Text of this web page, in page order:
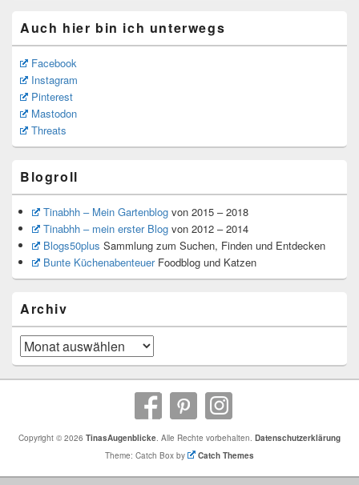
Auch hier bin ich unterwegs
Facebook
Instagram
Pinterest
Mastodon
Threats
Blogroll
Tinabhh – Mein Gartenblogvon 2015 – 2018
Tinabhh – mein erster Blogvon 2012 – 2014
Blogs50plus Sammlung zum Suchen, Finden und Entdecken
Bunte KüchenabenteuerFoodblog und Katzen
Archiv
Archiv
Copyright © 2026 TinasAugenblicke. Alle Rechte vorbehalten. Datenschutzerklärung
Theme: Catch Box by
Catch Themes